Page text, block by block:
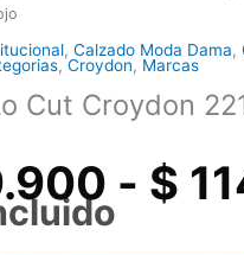
, Calzado Moda Dama,
,Croydon, Marcas
Cut Croydon
- $